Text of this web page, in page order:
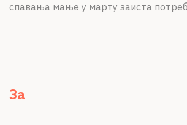
спавања мање у марту заиста
За